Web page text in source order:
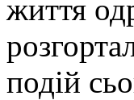
життя
подій